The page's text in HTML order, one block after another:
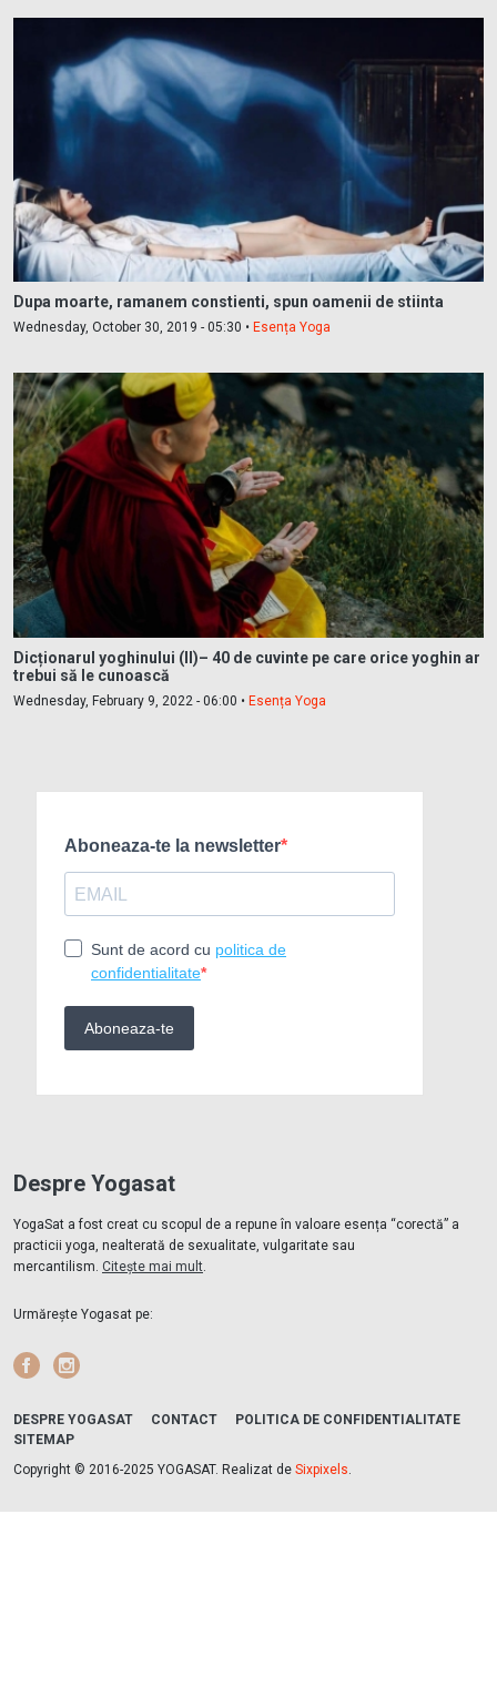
Dupa moarte, ramanem constienti, spun oamenii de stiinta
Wednesday, October 30, 2019 - 05:30 • Esența Yoga
Dicționarul yoghinului (II)– 40 de cuvinte pe care orice yoghin ar
trebui să le cunoască
Wednesday, February 9, 2022 - 06:00 • Esența Yoga
Despre Yogasat
YogaSat a fost creat cu scopul de a repune în valoare esența “corectă” a
practicii yoga, nealterată de sexualitate, vulgaritate sau
mercantilism. Citește mai mult.
Urmărește Yogasat pe:
Facebook
DESPRE YOGASAT CONTACT
POLITICA DE CONFIDENTIALITATE
SITEMAP
Copyright © 2016-2025 YOGASAT. Realizat de Sixpixels.